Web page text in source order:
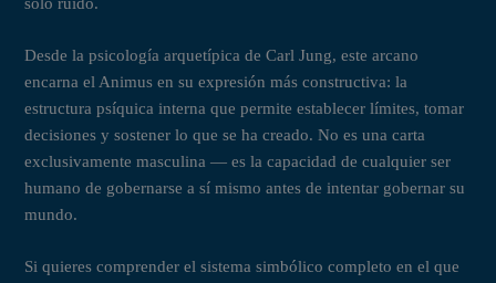
Desde la psicología arquetípica de Carl Jung, este arcano
encarna el Animus en su expresión más constructiva: la
estructura psíquica interna que permite establecer límites, tomar
decisiones y sostener lo que se ha creado. No es una carta
exclusivamente masculina — es la capacidad de cualquier ser
humano de gobernarse a sí mismo antes de intentar gobernar su
mundo.
Si quieres comprender el sistema simbólico completo en el que